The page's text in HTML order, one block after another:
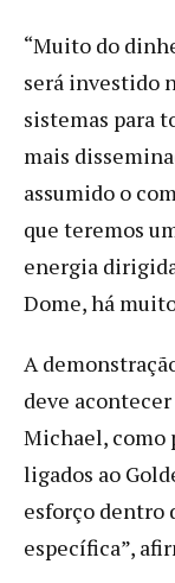
“Muito do
será investido
sistemas para
mais
assumido o
que teremos
energia
Dome, há
A
deve
Michael, como
ligados ao
esforço dentro
específica”,